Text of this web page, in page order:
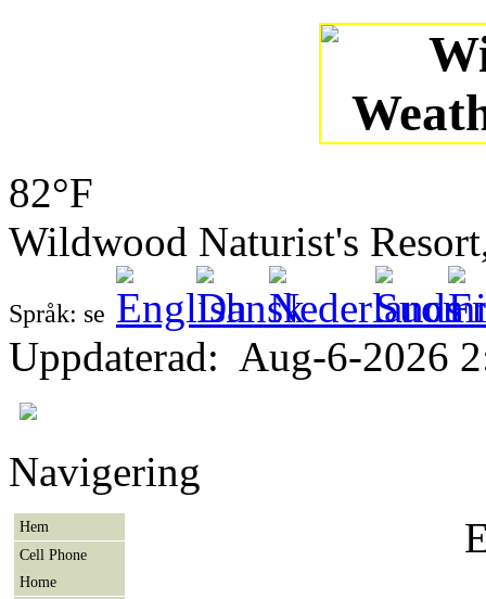
82°F
Wildwood Naturist's
Språk: se
Uppdaterad: Aug-6-2026
Navigering
Hem
Cell Phone
Home